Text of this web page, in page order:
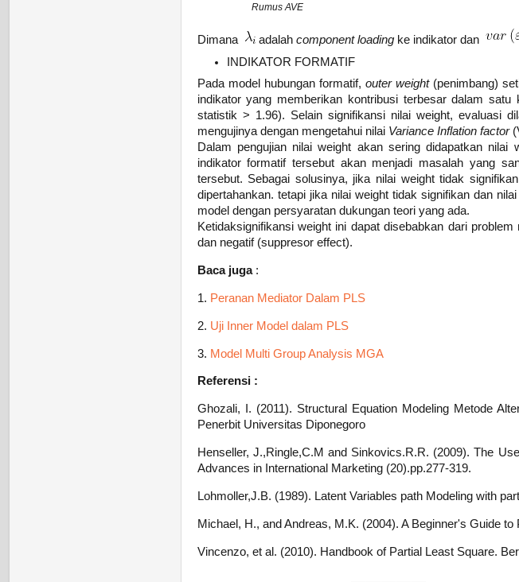
Rumus AVE
Dimana adalah component loadingke indikator dan
INDIKATOR FORMATIF
Pada model hubungan formatif,outer weight(penimbang)
indikator yang memberikan kontribusi terbesar dalam
statistik > 1.96). Selain signifikansi nilai weight, evaluasi
mengujinya dengan mengetahui nilai Variance Inflation factor
Dalam pengujian nilai weight akan sering didapatkan
indikator formatif tersebut akan menjadi masalah yang
tersebut. Sebagai solusinya, jika nilai weight tidak
dipertahankan. tetapi jika nilai weight tidak signifikan dan
model dengan persyaratan dukungan teori yang ada.
Ketidaksignifikansi weight ini dapat disebabkan dari
dan negatif (suppresor effect).
Baca juga :
1. Peranan Mediator Dalam PLS
2. Uji Inner Model dalam PLS
3. Model Multi Group Analysis MGA
Referensi :
Ghozali, I. (2011). Structural Equation Modeling Metode
Penerbit Universitas Diponegoro
Henseller, J.,Ringle,C.M and Sinkovics.R.R. (2009). The
Advances in International Marketing (20).pp.277-319.
Lohmoller,J.B. (1989). Latent Variables path Modeling with
Michael, H., and Andreas, M.K. (2004). A Beginner's Guide
Vincenzo, et al. (2010). Handbook of Partial Least Square.